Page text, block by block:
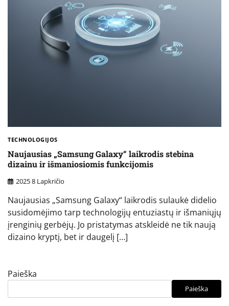
TECHNOLOGIJOS
Naujausias „Samsung Galaxy“ laikrodis stebina
dizainu ir išmaniosiomis funkcijomis
2025 8 Lapkričio
Naujausias „Samsung Galaxy“ laikrodis sulaukė didelio
susidomėjimo tarp technologijų entuziastų ir išmaniųjų
įrenginių gerbėjų. Jo pristatymas atskleidė ne tik naują
dizaino kryptį, bet ir daugelį […]
Paieška
Paieška